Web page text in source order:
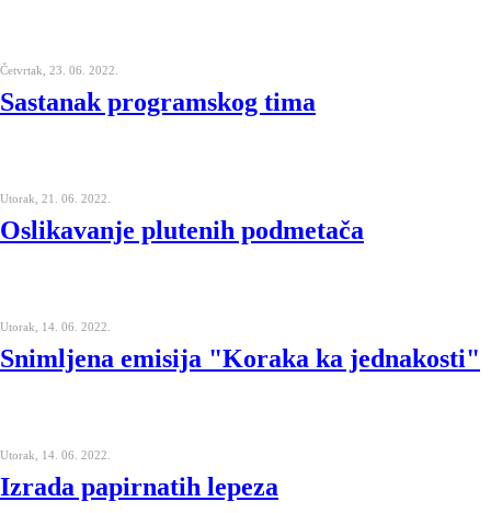
Četvrtak, 23. 06. 2022.
Sastanak programskog tima
Utorak, 21. 06. 2022.
Oslikavanje plutenih podmetača
Utorak, 14. 06. 2022.
Snimljena emisija "Koraka ka jednakosti"
Utorak, 14. 06. 2022.
Izrada papirnatih lepeza